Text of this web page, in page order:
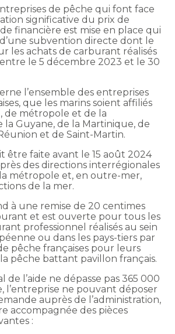
de pêche qui font face
significative du prix de
financière est mise en place qui
subvention directe dont le
les achats de carburant réalisés
le 5 décembre 2023 et le 30
l’ensemble des entreprises
que les marins soient affiliés
de métropole et de la
la Guyane, de la Martinique, de
et de Saint-Martin.
être faite avant le 15 août 2024
des directions interrégionales
métropole et, en outre-mer,
de la mer.
à une remise de 20 centimes
et est ouverte pour tous les
professionnel réalisés au sein
ou dans les pays-tiers par
pêche françaises pour leurs
pêche battant pavillon français.
l’aide ne dépasse pas 365 000
l’entreprise ne pouvant déposer
auprès de l’administration,
accompagnée des pièces
: